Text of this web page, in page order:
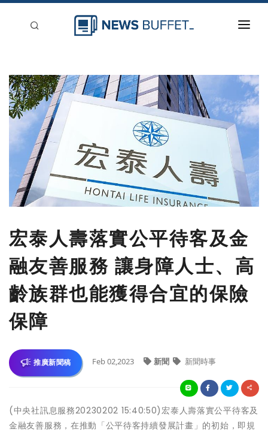
新聞稿分類
登入
刊登
宏泰人壽落實公平待客及金
融友善服務 讓身障人士、高
齡族群也能獲得合宜的保險
保障
推廣新聞稿 Feb 02,2023 新聞 新聞時事
(中央社訊息服務20230202 15:40:50)宏泰人壽落實公平待客及
金融友善服務，在推動「公平待客持續發展計畫」的初始，即規